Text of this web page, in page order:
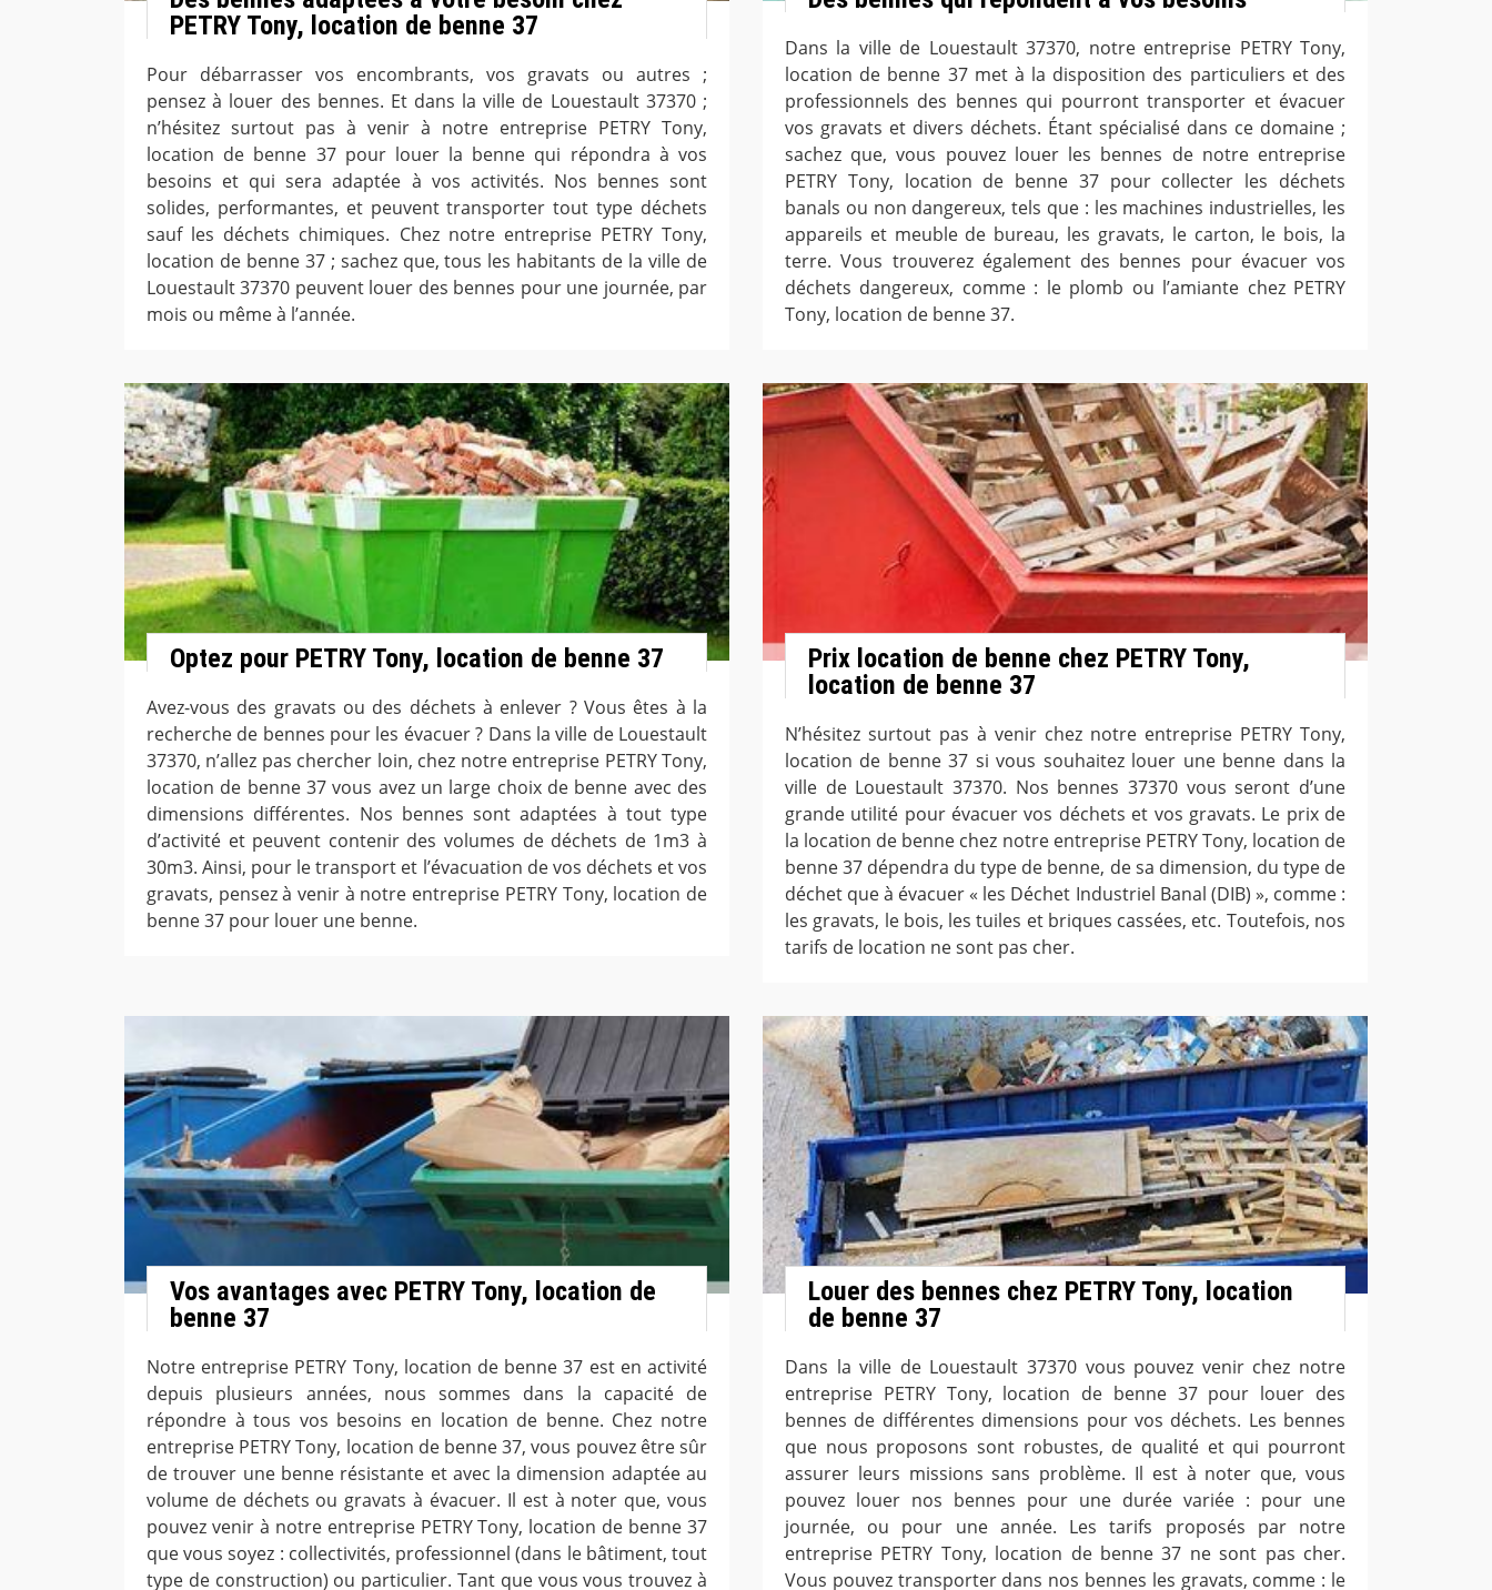
PETRY Tony, location de benne 37
Pour débarrasser vos encombrants, vos gravats ou autres ;
pensez à louer des bennes. Et dans la ville de Louestault 37370 ;
n’hésitez surtout pas à venir à notre entreprise PETRY Tony,
location de benne 37 pour louer la benne qui répondra à vos
besoins et qui sera adaptée à vos activités. Nos bennes sont
solides, performantes, et peuvent transporter tout type déchets
sauf les déchets chimiques. Chez notre entreprise PETRY Tony,
location de benne 37 ; sachez que, tous les habitants de la ville de
Louestault 37370 peuvent louer des bennes pour une journée, par
mois ou même à l’année.
Dans la ville de Louestault 37370, notre entreprise PETRY Tony,
location de benne 37 met à la disposition des particuliers et des
professionnels des bennes qui pourront transporter et évacuer
vos gravats et divers déchets. Étant spécialisé dans ce domaine ;
sachez que, vous pouvez louer les bennes de notre entreprise
PETRY Tony, location de benne 37 pour collecter les déchets
banals ou non dangereux, tels que : les machines industrielles, les
appareils et meuble de bureau, les gravats, le carton, le bois, la
terre. Vous trouverez également des bennes pour évacuer vos
déchets dangereux, comme : le plomb ou l’amiante chez PETRY
Tony, location de benne 37.
Optez pour PETRY Tony, location de benne 37
Avez-vous des gravats ou des déchets à enlever ? Vous êtes à la
recherche de bennes pour les évacuer ? Dans la ville de Louestault
37370, n’allez pas chercher loin, chez notre entreprise PETRY Tony,
location de benne 37 vous avez un large choix de benne avec des
dimensions différentes. Nos bennes sont adaptées à tout type
d’activité et peuvent contenir des volumes de déchets de 1m3 à
30m3. Ainsi, pour le transport et l’évacuation de vos déchets et vos
gravats, pensez à venir à notre entreprise PETRY Tony, location de
benne 37 pour louer une benne.
Prix location de benne chez PETRY Tony,
location de benne 37
N’hésitez surtout pas à venir chez notre entreprise PETRY Tony,
location de benne 37 si vous souhaitez louer une benne dans la
ville de Louestault 37370. Nos bennes 37370 vous seront d’une
grande utilité pour évacuer vos déchets et vos gravats. Le prix de
la location de benne chez notre entreprise PETRY Tony, location de
benne 37 dépendra du type de benne, de sa dimension, du type de
déchet que à évacuer « les Déchet Industriel Banal (DIB) », comme :
les gravats, le bois, les tuiles et briques cassées, etc. Toutefois, nos
tarifs de location ne sont pas cher.
Vos avantages avec PETRY Tony, location de
benne 37
Notre entreprise PETRY Tony, location de benne 37 est en activité
depuis plusieurs années, nous sommes dans la capacité de
répondre à tous vos besoins en location de benne. Chez notre
entreprise PETRY Tony, location de benne 37, vous pouvez être sûr
de trouver une benne résistante et avec la dimension adaptée au
volume de déchets ou gravats à évacuer. Il est à noter que, vous
pouvez venir à notre entreprise PETRY Tony, location de benne 37
que vous soyez : collectivités, professionnel (dans le bâtiment, tout
type de construction) ou particulier. Tant que vous vous trouvez à
Louer des bennes chez PETRY Tony, location
de benne 37
Dans la ville de Louestault 37370 vous pouvez venir chez notre
entreprise PETRY Tony, location de benne 37 pour louer des
bennes de différentes dimensions pour vos déchets. Les bennes
que nous proposons sont robustes, de qualité et qui pourront
assurer leurs missions sans problème. Il est à noter que, vous
pouvez louer nos bennes pour une durée variée : pour une
journée, ou pour une année. Les tarifs proposés par notre
entreprise PETRY Tony, location de benne 37 ne sont pas cher.
Vous pouvez transporter dans nos bennes les gravats, comme : le